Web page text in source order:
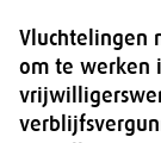
Vluchtelingen
om te werken